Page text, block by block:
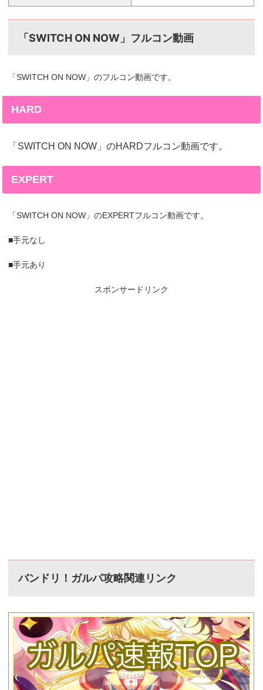
「SWITCH ON NOW」フルコン動画
「SWITCH ON NOW」のフルコン動画です。
HARD
「SWITCH ON NOW」のHARDフルコン動画です。
EXPERT
「SWITCH ON NOW」のEXPERTフルコン動画です。
■手元なし
■手元あり
スポンサードリンク
バンドリ！ガルパ攻略関連リンク